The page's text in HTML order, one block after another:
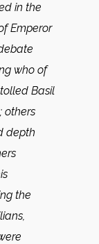
in the
Emperor
who of
Basil
others
depth
the